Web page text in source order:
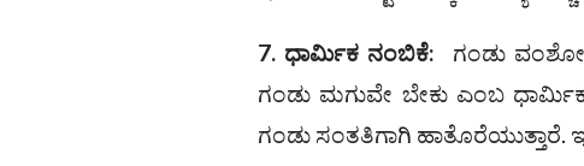
7. ಧಾರ್ಮಿಕ ನಂಬಿಕೆ:
ಗಂಡು
ಗಂಡು ಮಗುವೇ ಬೇಕು ಎಂಬ
ಗಂಡು ಸಂತತಿಗಾಗಿ ಹಾತೊರೆಯುತ್ತಾರೆ.